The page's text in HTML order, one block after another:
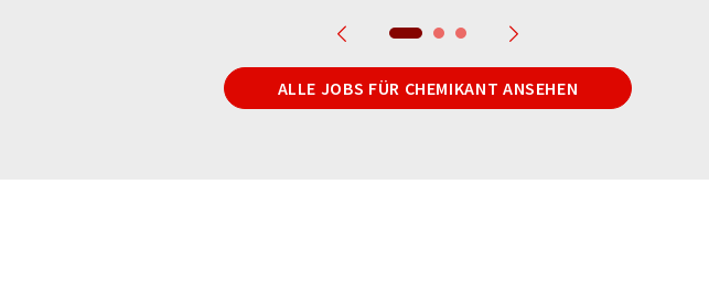
ALLE JOBS FÜR CHEMIKANT ANSEHEN